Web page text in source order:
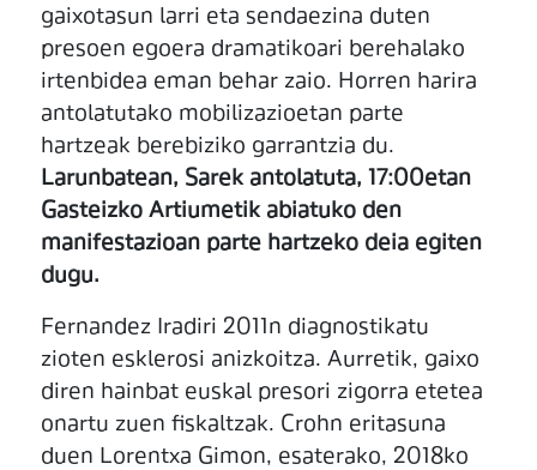
gaixotasun larri eta sendaezina duten
presoen egoera dramatikoari berehalako
irtenbidea eman behar zaio. Horren harira
antolatutako mobilizazioetan parte
hartzeak berebiziko garrantzia du.
Larunbatean, Sarek antolatuta, 17:00etan
Gasteizko Artiumetik abiatuko den
manifestazioan parte hartzeko deia egiten
dugu.
Fernandez Iradiri 2011n diagnostikatu
zioten esklerosi anizkoitza. Aurretik, gaixo
diren hainbat euskal presori zigorra etetea
onartu zuen fiskaltzak. Crohn eritasuna
duen Lorentxa Gimon, esaterako, 2018ko